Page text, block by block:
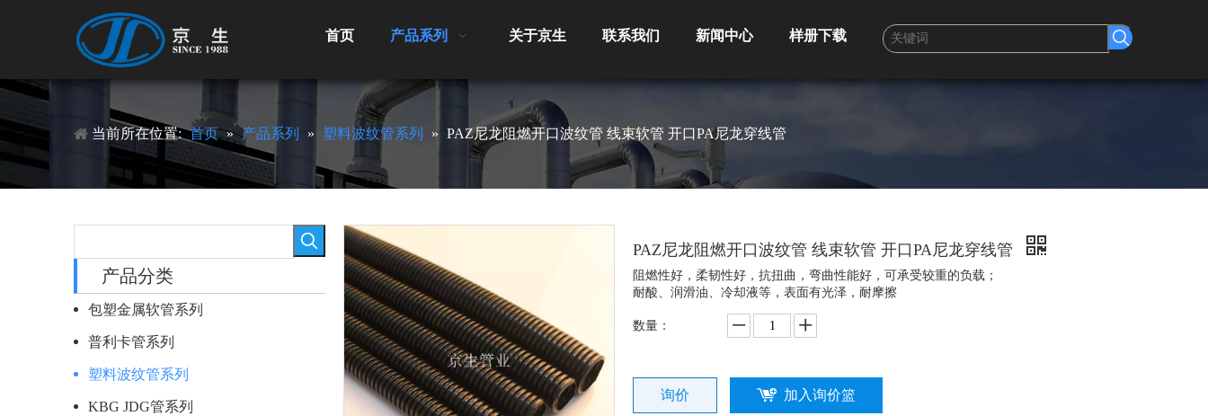
首页 产品系列 关于京生 联系我们 新闻中心 样册下载
当前所在位置: 首页 » 产品系列 » 塑料波纹管系列 » PAZ尼龙阻燃开口波纹管 线束软管 开口PA尼龙穿线管
产品分类
包塑金属软管系列
普利卡管系列
塑料波纹管系列
KBG JDG管系列
PAZ尼龙阻燃开口波纹管 线束软管 开口PA尼龙穿线管
阻燃性好，柔韧性好，抗扭曲，弯曲性能好，可承受较重的负载；
耐酸、润滑油、冷却液等，表面有光泽，耐摩擦
数量：
询价 加入询价篮